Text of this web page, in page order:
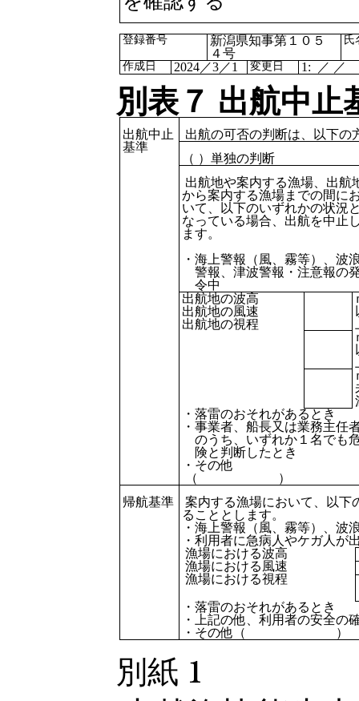
登録番号
新潟県知事第１０５
４号
氏
作成日 2024／3／1 変更日 1: ／ ／
別表７ 出航中止
出航中止
基準
出航の可否の判断は、以下の
（ ）単独の判断
出航地や案内する漁場、出航
から案内する漁場までの間に
いて、以下のいずれかの状況
なっている場合、出航を中止
ます。
・海上警報（風、霧等）、波
警報、津波警報・注意報の
令中
出航地の波高
出航地の風速
出航地の視程
・落雷のおそれがあるとき
・事業者、船長又は業務主任
のうち、いずれか１名でも
険と判断したとき
・その他
（ ）
帰航基準
案内する漁場において、以下
ることとします。
・海上警報（風、霧等）、波
・利用者に急病人やケガ
漁場における波高
漁場における風速
漁場における視程
・落雷のおそれがあるとき
・上記の他、利用者の安全の
・その他（ ）
別紙 1